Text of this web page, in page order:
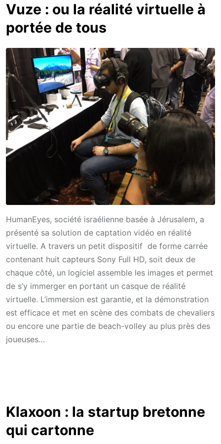
Vuze : ou la réalité virtuelle à
portée de tous
HumanEyes, société israélienne basée à Jérusalem, a
présenté sa solution de captation vidéo en réalité
virtuelle. A travers un petit dispositif de forme carrée
contenant huit capteurs Sony Full HD, soit deux de
chaque côté, un logiciel assemble les images et permet
de s’y immerger en portant un casque de réalité
virtuelle. L’immersion est garantie, et la démonstration
est efficace et met en scène des combats de chevaliers
ou encore une partie de beach-volley au plus près des
joueuses…
Klaxoon : la startup bretonne
qui cartonne